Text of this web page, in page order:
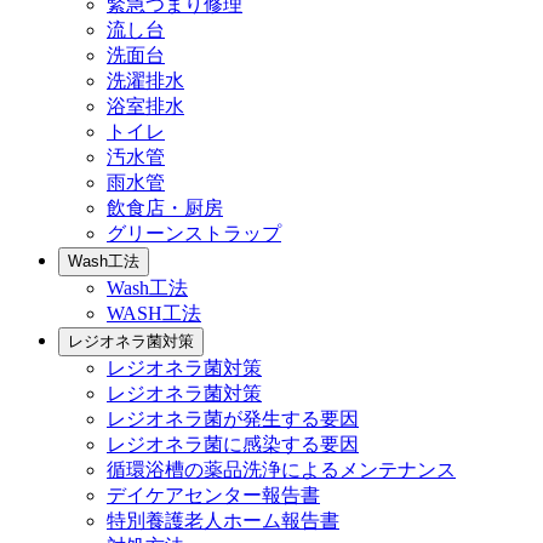
緊急つまり修理
流し台
洗面台
洗濯排水
浴室排水
トイレ
汚水管
雨水管
飲食店・厨房
グリーンストラップ
Wash工法
Wash工法
WASH工法
レジオネラ菌対策
レジオネラ菌対策
レジオネラ菌対策
レジオネラ菌が発生する要因
レジオネラ菌に感染する要因
循環浴槽の薬品洗浄によるメンテナンス
デイケアセンター報告書
特別養護老人ホーム報告書